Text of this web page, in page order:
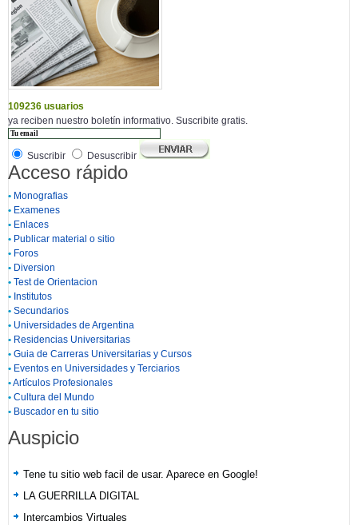
109236 usuarios
ya reciben nuestro boletín informativo. Suscribite gratis.
Suscribir Desuscribir
Acceso rápido
• Monografias
• Examenes
• Enlaces
• Publicar material o sitio
• Foros
• Diversion
• Test de Orientacion
• Institutos
• Secundarios
• Universidades de Argentina
• Residencias Universitarias
• Guia de Carreras Universitarias y Cursos
• Eventos en Universidades y Terciarios
•Artículos Profesionales
• Cultura del Mundo
• Buscador en tu sitio
Auspicio
Tene tu sitio web facil de usar. Aparece en Google!
LA GUERRILLA DIGITAL
Intercambios Virtuales